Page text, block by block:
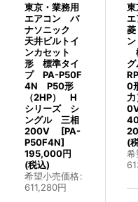
東京・業務用
エアコン パ
ナソニック
天井ビルトイ
ンカセット
形 標準タイ
プ PA-P50F
4N P50形
（2HP） H
シリーズ シ
ングル 三相
200V
[PA-
P50F4N]
195,000円
(税込)
希望小売価格:
611,280円
東
0
(
希